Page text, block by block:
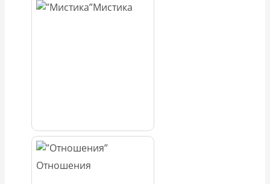
Мистика
Отношения